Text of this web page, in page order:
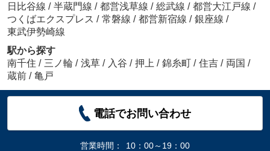
日比谷線 / 半蔵門線 / 都営浅草線 / 総武線 / 都営大江戸線 /
つくばエクスプレス / 常磐線 / 都営新宿線 / 銀座線 /
東武伊勢崎線
駅から探す
南千住 / 三ノ輪 / 浅草 / 入谷 / 押上 / 錦糸町 / 住吉 / 両国 /
蔵前 / 亀戸
電話でお問い合わせ
営業時間：
10：00～19：00